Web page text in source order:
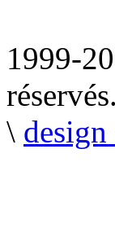
1999-
\